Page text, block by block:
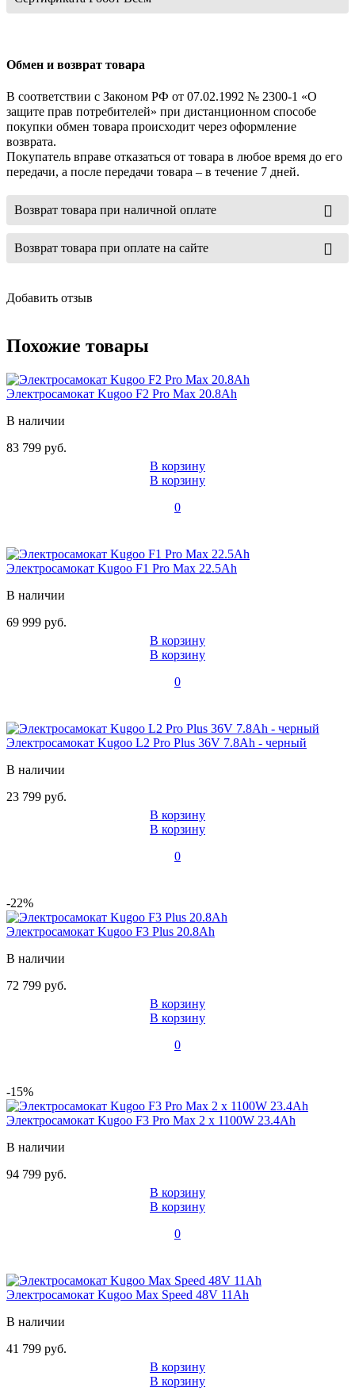
Обмен и возврат товара
В соответствии с Законом РФ от 07.02.1992 № 2300-1 «О
защите прав потребителей» при дистанционном способе
покупки обмен товара происходит через оформление
возврата.
Покупатель вправе отказаться от товара в любое время до его
передачи, а после передачи товара – в течение 7 дней.
Возврат товара при наличной оплате
Возврат товара при оплате на сайте
Добавить отзыв
Похожие товары
Электросамокат Kugoo F2 Pro Max 20.8Ah
В наличии
83 799 руб.
В корзину
В корзину
0
Электросамокат Kugoo F1 Pro Max 22.5Ah
В наличии
69 999 руб.
В корзину
В корзину
0
Электросамокат Kugoo L2 Pro Plus 36V 7.8Ah - черный
В наличии
23 799 руб.
В корзину
В корзину
0
-22%
Электросамокат Kugoo F3 Plus 20.8Ah
В наличии
72 799 руб.
В корзину
В корзину
0
-15%
Электросамокат Kugoo F3 Pro Max 2 х 1100W 23.4Ah
В наличии
94 799 руб.
В корзину
В корзину
0
Электросамокат Kugoo Max Speed 48V 11Ah
В наличии
41 799 руб.
В корзину
В корзину